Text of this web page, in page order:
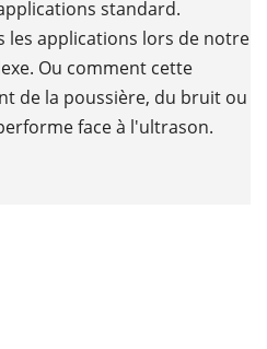
standard.
applications lors de notre
Ou comment cette
de la poussière, du bruit ou
face à l'ultrason.